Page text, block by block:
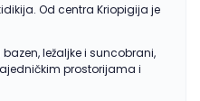
Od centra Kriopigija je
ležaljke i suncobrani,
prostorijama i